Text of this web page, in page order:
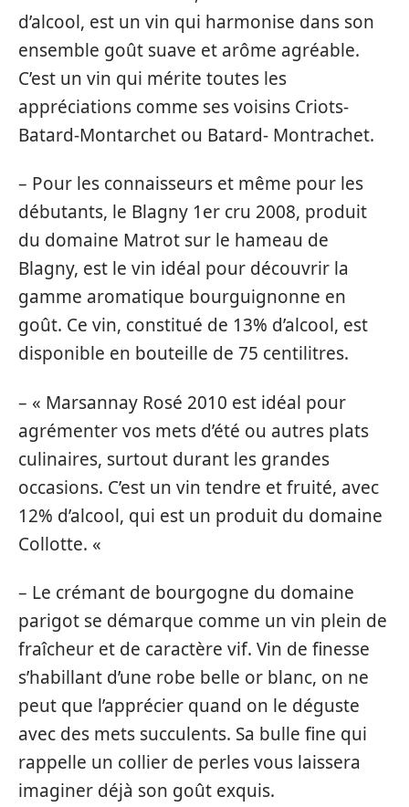
d’alcool, est un vin qui harmonise dans son
ensemble goût suave et arôme agréable.
C’est un vin qui mérite toutes les
appréciations comme ses voisins Criots-
Batard-Montarchet ou Batard- Montrachet.
– Pour les connaisseurs et même pour les
débutants, le Blagny 1er cru 2008, produit
du domaine Matrot sur le hameau de
Blagny, est le vin idéal pour découvrir la
gamme aromatique bourguignonne en
goût. Ce vin, constitué de 13% d’alcool, est
disponible en bouteille de 75 centilitres.
– « Marsannay Rosé 2010 est idéal pour
agrémenter vos mets d’été ou autres plats
culinaires, surtout durant les grandes
occasions. C’est un vin tendre et fruité, avec
12% d’alcool, qui est un produit du domaine
Collotte. «
– Le crémant de bourgogne du domaine
parigot se démarque comme un vin plein de
fraîcheur et de caractère vif. Vin de finesse
s’habillant d’une robe belle or blanc, on ne
peut que l’apprécier quand on le déguste
avec des mets succulents. Sa bulle fine qui
rappelle un collier de perles vous laissera
imaginer déjà son goût exquis.